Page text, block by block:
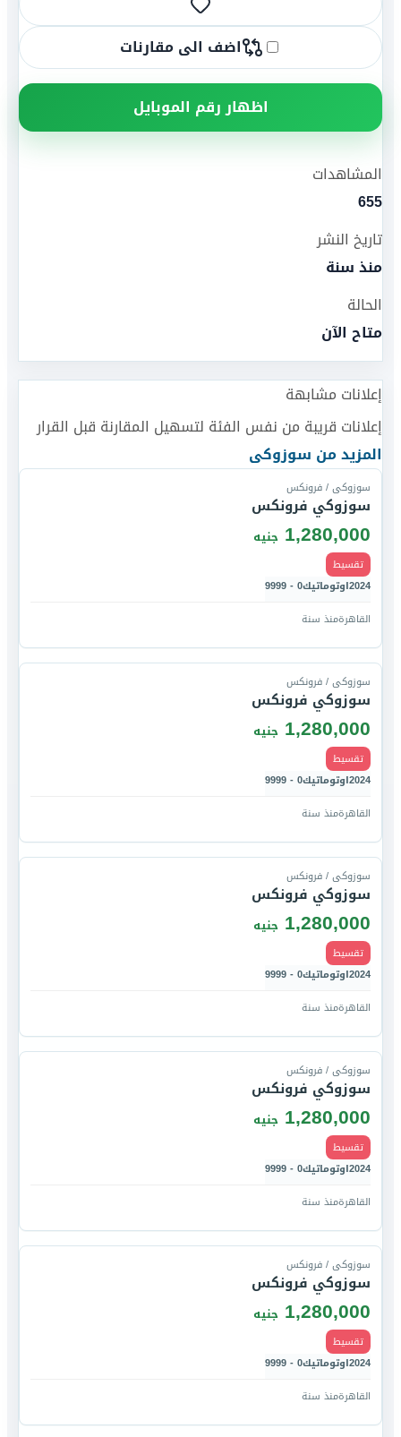
اضف الى مقارنات
اظهار رقم الموبايل
المشاهدات
655
تاريخ النشر
منذ سنة
الحالة
متاح الآن
إعلانات مشابهة
إعلانات قريبة من نفس الفئة لتسهيل المقارنة قبل القرار
المزيد من سوزوكى
سوزوكى / فرونكس
سوزوكي فرونكس
1,280,000 جنيه
تقسيط
2024اوتوماتيك0 - 9999
القاهرةمنذ سنة
سوزوكى / فرونكس
سوزوكي فرونكس
1,280,000 جنيه
تقسيط
2024اوتوماتيك0 - 9999
القاهرةمنذ سنة
سوزوكى / فرونكس
سوزوكي فرونكس
1,280,000 جنيه
تقسيط
2024اوتوماتيك0 - 9999
القاهرةمنذ سنة
سوزوكى / فرونكس
سوزوكي فرونكس
1,280,000 جنيه
تقسيط
2024اوتوماتيك0 - 9999
القاهرةمنذ سنة
سوزوكى / فرونكس
سوزوكي فرونكس
1,280,000 جنيه
تقسيط
2024اوتوماتيك0 - 9999
القاهرةمنذ سنة